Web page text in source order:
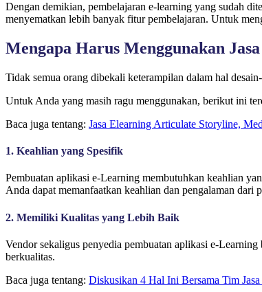
Dengan demikian, pembelajaran e-learning yang sudah
menyematkan lebih banyak fitur pembelajaran. Untuk
Mengapa Harus Menggunakan
Tidak semua orang dibekali keterampilan dalam hal
Untuk Anda yang masih ragu menggunakan, berikut ini
Baca juga tentang: Jasa Elearning Articulate Storyline,
1. Keahlian yang Spesifik
Pembuatan aplikasi e-Learning membutuhkan keahlian
Anda dapat memanfaatkan keahlian dan pengalaman dari
2. Memiliki Kualitas yang Lebih Baik
Vendor sekaligus penyedia pembuatan aplikasi e-
berkualitas.
Baca juga tentang: Diskusikan 4 Hal Ini Bersama Tim